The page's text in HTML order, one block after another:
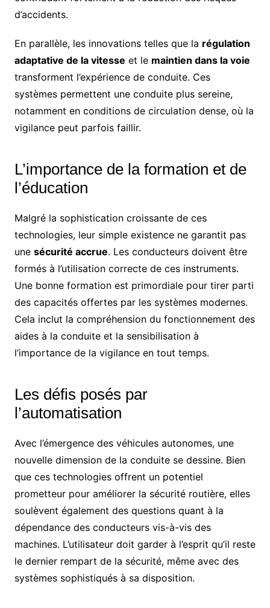
d’accidents.
En parallèle, les innovations telles que la régulation
adaptative de la vitesse et le maintien dans la voie
transforment l’expérience de conduite. Ces
systèmes permettent une conduite plus sereine,
notamment en conditions de circulation dense, où la
vigilance peut parfois faillir.
L’importance de la formation et de
l’éducation
Malgré la sophistication croissante de ces
technologies, leur simple existence ne garantit pas
une sécurité accrue. Les conducteurs doivent être
formés à l’utilisation correcte de ces instruments.
Une bonne formation est primordiale pour tirer parti
des capacités offertes par les systèmes modernes.
Cela inclut la compréhension du fonctionnement des
aides à la conduite et la sensibilisation à
l’importance de la vigilance en tout temps.
Les défis posés par
l’automatisation
Avec l’émergence des véhicules autonomes, une
nouvelle dimension de la conduite se dessine. Bien
que ces technologies offrent un potentiel
prometteur pour améliorer la sécurité routière, elles
soulèvent également des questions quant à la
dépendance des conducteurs vis-à-vis des
machines. L’utilisateur doit garder à l’esprit qu’il reste
le dernier rempart de la sécurité, même avec des
systèmes sophistiqués à sa disposition.